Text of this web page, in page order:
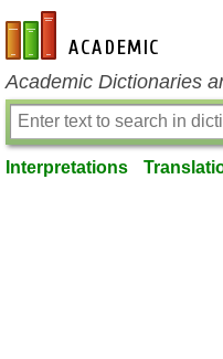
en-academic.com
Academic Dictionaries
Interpretations